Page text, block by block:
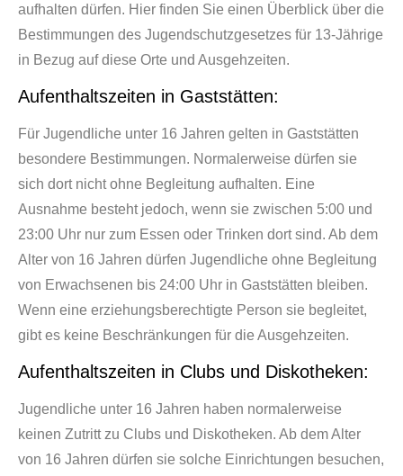
aufhalten dürfen. Hier finden Sie einen Überblick über die
Bestimmungen des Jugendschutzgesetzes für 13-Jährige
in Bezug auf diese Orte und Ausgehzeiten.
Aufenthaltszeiten in Gaststätten:
Für Jugendliche unter 16 Jahren gelten in Gaststätten
besondere Bestimmungen. Normalerweise dürfen sie
sich dort nicht ohne Begleitung aufhalten. Eine
Ausnahme besteht jedoch, wenn sie zwischen 5:00 und
23:00 Uhr nur zum Essen oder Trinken dort sind. Ab dem
Alter von 16 Jahren dürfen Jugendliche ohne Begleitung
von Erwachsenen bis 24:00 Uhr in Gaststätten bleiben.
Wenn eine erziehungsberechtigte Person sie begleitet,
gibt es keine Beschränkungen für die Ausgehzeiten.
Aufenthaltszeiten in Clubs und Diskotheken:
Jugendliche unter 16 Jahren haben normalerweise
keinen Zutritt zu Clubs und Diskotheken. Ab dem Alter
von 16 Jahren dürfen sie solche Einrichtungen besuchen,